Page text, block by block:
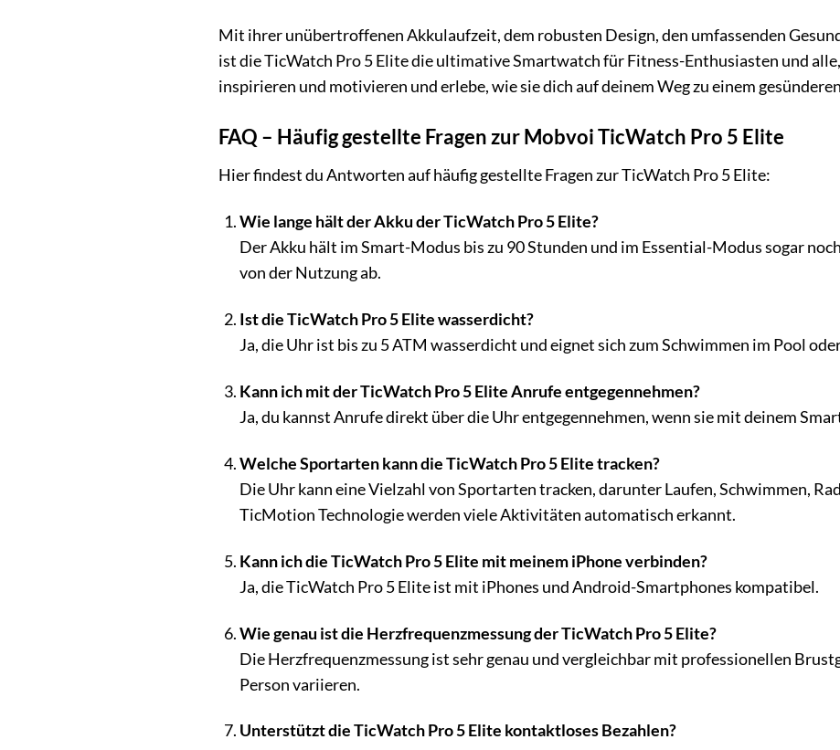
Mit ihrer unübertroffenen Akkulaufzeit, dem robusten Design, den umfassenden
ist die TicWatch Pro 5 Elite die ultimative Smartwatch für Fitness-Enthusiasten und
inspirieren und motivieren und erlebe, wie sie dich auf deinem Weg zu einem
FAQ – Häufig gestellte Fragen zur Mobvoi TicWatch Pro 5 Elite
Hier findest du Antworten auf häufig gestellte Fragen zur TicWatch Pro 5 Elite:
Wie lange hält der Akku der TicWatch Pro 5 Elite?
Der Akku hält im Smart-Modus bis zu 90 Stunden und im Essential-Modus sogar
von der Nutzung ab.
Ist die TicWatch Pro 5 Elite wasserdicht?
Ja, die Uhr ist bis zu 5 ATM wasserdicht und eignet sich zum Schwimmen im Pool
Kann ich mit der TicWatch Pro 5 Elite Anrufe entgegennehmen?
Ja, du kannst Anrufe direkt über die Uhr entgegennehmen, wenn sie mit deinem
Welche Sportarten kann die TicWatch Pro 5 Elite tracken?
Die Uhr kann eine Vielzahl von Sportarten tracken, darunter Laufen, Schwimmen,
TicMotion Technologie werden viele Aktivitäten automatisch erkannt.
Kann ich die TicWatch Pro 5 Elite mit meinem iPhone verbinden?
Ja, die TicWatch Pro 5 Elite ist mit iPhones und Android-Smartphones kompatibel.
Wie genau ist die Herzfrequenzmessung der TicWatch Pro 5 Elite?
Die Herzfrequenzmessung ist sehr genau und vergleichbar mit professionellen
Person variieren.
Unterstützt die TicWatch Pro 5 Elite kontaktloses Bezahlen?